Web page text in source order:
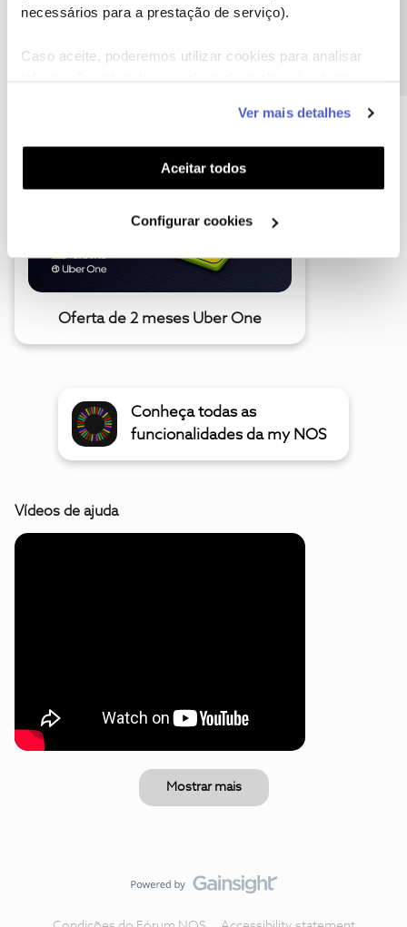
necessários para a prestação de serviço).
Caso aceite, poderemos utilizar cookies para analisar
funcionalidades (cookies de personalização e
funcionalidade) e adaptar anúncios aos seus interesses
(cookies de publicidade personalizada). Pode gerir a
utilização dos cookies clicando em "Configurar
Ver mais detalhes
Aceitar todos
Configurar cookies
Oferta de 2 meses Uber One
Conheça todas as
funcionalidades da my NOS
Vídeos de ajuda
Mostrar mais